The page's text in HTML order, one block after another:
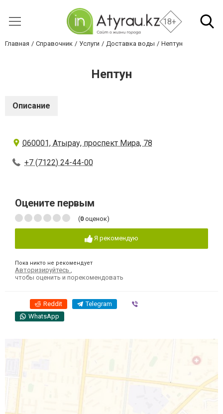
18+
Главная Справочник Услуги Доставка воды Нептун
Нептун
Описание
060001, Атырау, проспект Мира, 78
+7 (7122) 24-44-00
Оцените первым
(0 оценок)
Я рекомендую
Пока никто не рекомендует
Авторизируйтесь
чтобы оценить и порекомендовать
Reddit Telegram
WhatsApp